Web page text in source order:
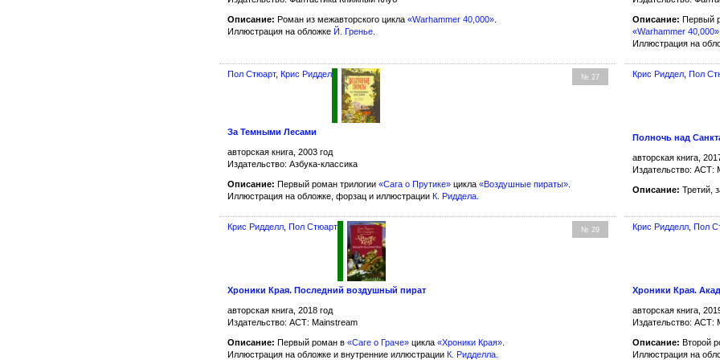
Описание: Роман из межавторского цикла «Warhammer 40,000»
Иллюстрация на обложке Й. Гренье
Описание: Первый
«Warhammer 40,000»
Иллюстрация на
№ 27
Пол Стюарт, Крис Риддел
За Темными Лесами
авторская книга, 2003 год
Издательство: Азбука-классика
Описание: Первый роман трилогии «Сага о Прутике» цикла «Воздушные пираты»
Иллюстрация на обложке, форзац и иллюстрации К. Риддела
Крис Риддел ,Пол
Полночь над
авторская книга,
Издательство: АСТ:
Описание: Третий,
№ 29
Крис Ридделл Пол Стюарт
Хроники Края. Последний воздушный пират
авторская книга, 2018 год
Издательство: АСТ: Mainstream
Описание: Первый роман в «Саге о Граче» цикла «Хроники Края»
Иллюстрация на обложке и внутренние иллюстрации К. Ридделла
Крис Ридделл ,Пол
Хроники Края.
авторская книга,
Издательство: АСТ:
Описание: Второй
Иллюстрация на